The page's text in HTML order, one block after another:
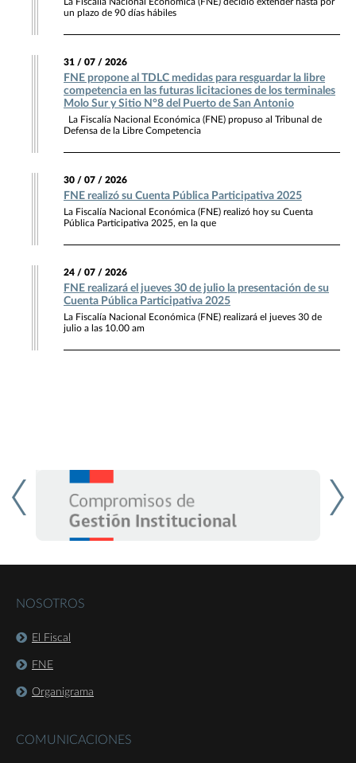
un plazo de 90 días hábiles
31 / 07 / 2026
FNE propone al TDLC medidas para resguardar la libre
competencia en las futuras licitaciones de los terminales
Molo Sur y Sitio N°8 del Puerto de San Antonio
La Fiscalía Nacional Económica (FNE) propuso al Tribunal de
Defensa de la Libre Competencia
30 / 07 / 2026
FNE realizó su Cuenta Pública Participativa 2025
La Fiscalía Nacional Económica (FNE) realizó hoy su Cuenta
Pública Participativa 2025, en la que
24 / 07 / 2026
FNE realizará el jueves 30 de julio la presentación de su
Cuenta Pública Participativa 2025
La Fiscalía Nacional Económica (FNE) realizará el jueves 30 de
julio a las 10.00 am
NOSOTROS
El Fiscal
FNE
Organigrama
COMUNICACIONES